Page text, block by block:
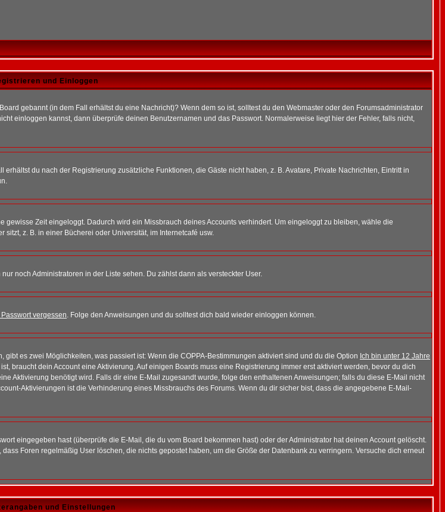
und Einloggen
gebannt (in dem Fall erhältst du eine Nachricht)? Wenn dem so ist, solltest du den Webmaster oder den Forumsadministrator
einloggen kannst, dann überprüfe deinen Benutzernamen und das Passwort. Normalerweise liegt hier der Fehler, falls nicht,
du nach der Registrierung zusätzliche Funktionen, die Gäste nicht haben, z. B. Avatare, Private Nachrichten, Eintritt in
gewisse Zeit eingeloggt. Dadurch wird ein Missbrauch deines Accounts verhindert. Um eingeloggt zu bleiben, wähle die
z. B. in einer Bücherei oder Universität, im Internetcafé usw.
noch Administratoren in der Liste sehen. Du zählst dann als versteckter User.
vergessen. Folge den Anweisungen und du solltest dich bald wieder einloggen können.
es zwei Möglichkeiten, was passiert ist: Wenn die COPPA-Bestimmungen aktiviert sind und du die Option Ich bin unter 12 Jahre
braucht dein Account eine Aktivierung. Auf einigen Boards muss eine Registrierung immer erst aktiviert werden, bevor du dich
Aktivierung benötigt wird. Falls dir eine E-Mail zugesandt wurde, folge den enthaltenen Anweisungen; falls du diese E-Mail nicht
Aktivierungen ist die Verhinderung eines Missbrauchs des Forums. Wenn du dir sicher bist, dass die angegebene E-Mail-
eingegeben hast (überprüfe die E-Mail, die du vom Board bekommen hast) oder der Administrator hat deinen Account gelöscht.
Foren regelmäßig User löschen, die nichts gepostet haben, um die Größe der Datenbank zu verringern. Versuche dich erneut
und Einstellungen